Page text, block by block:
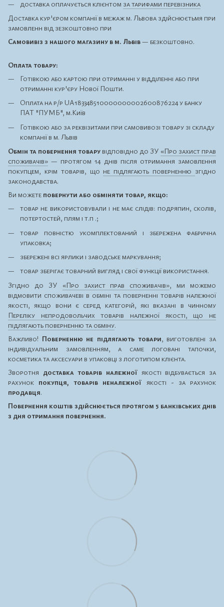
доставка оплачується клієнтом за тарифами перевізника
Доставка кур'єром компанії в межаж м. Львова здійснюєтьмя при
замовленн від зезкоштовно при
Самовивіз з нашого магазину в м. Львів— безкоштовно.
Оплата товару:
Готівкою або картою при отриманні у відділенні або при
отриманні кур'єру Нової Пошти.
Оплата на р/р UA183348510000000002600876224 у банку
ПАТ "ПУМБ", м.Київ
Готівкою або за реквізитами при самовивозі товару зі складу
компанії в м. Львів
Обмін та повернення товару відповідно до ЗУ «Про захист прав
споживачів» — протягом 14 днів після отримання замовлення
покупцем, крім товарів, що не підлягають поверненню згідно
законодавства.
Ви можете повернути або обміняти товар, якщо:
товар не використовували і не має слідів: подряпин, сколів,
потертостей, плям і т.п .;
товар повністю укомплектований і збережена фабрична
упаковка;
збережені всі ярлики і заводське маркування;
товар зберігає товарний вигляд і свої функції використання.
Згідно до ЗУ «Про захист прав споживачів», ми можемо
відмовити споживачеві в обміні та поверненні товарів належної
якості, якщо вони є серед категорій, які вказані в чинному
Переліку непродовольчих товарів належної якості, що не
підлягають поверненню та обміну.
Важливо! Поверненню не підлягають товари, виготовлені за
індивідуальним замовленням, а саме логовані тапочки,
косметика та аксесуари в упаковці з логотипом клієнта.
Зворотня доставка товарів належної якості відбувається за
рахунок покупця, товарів неналежної якості - за рахунок
продавця.
Повернення коштів здійснюється протягом 5 банківських днів
з дня отримання повернення.